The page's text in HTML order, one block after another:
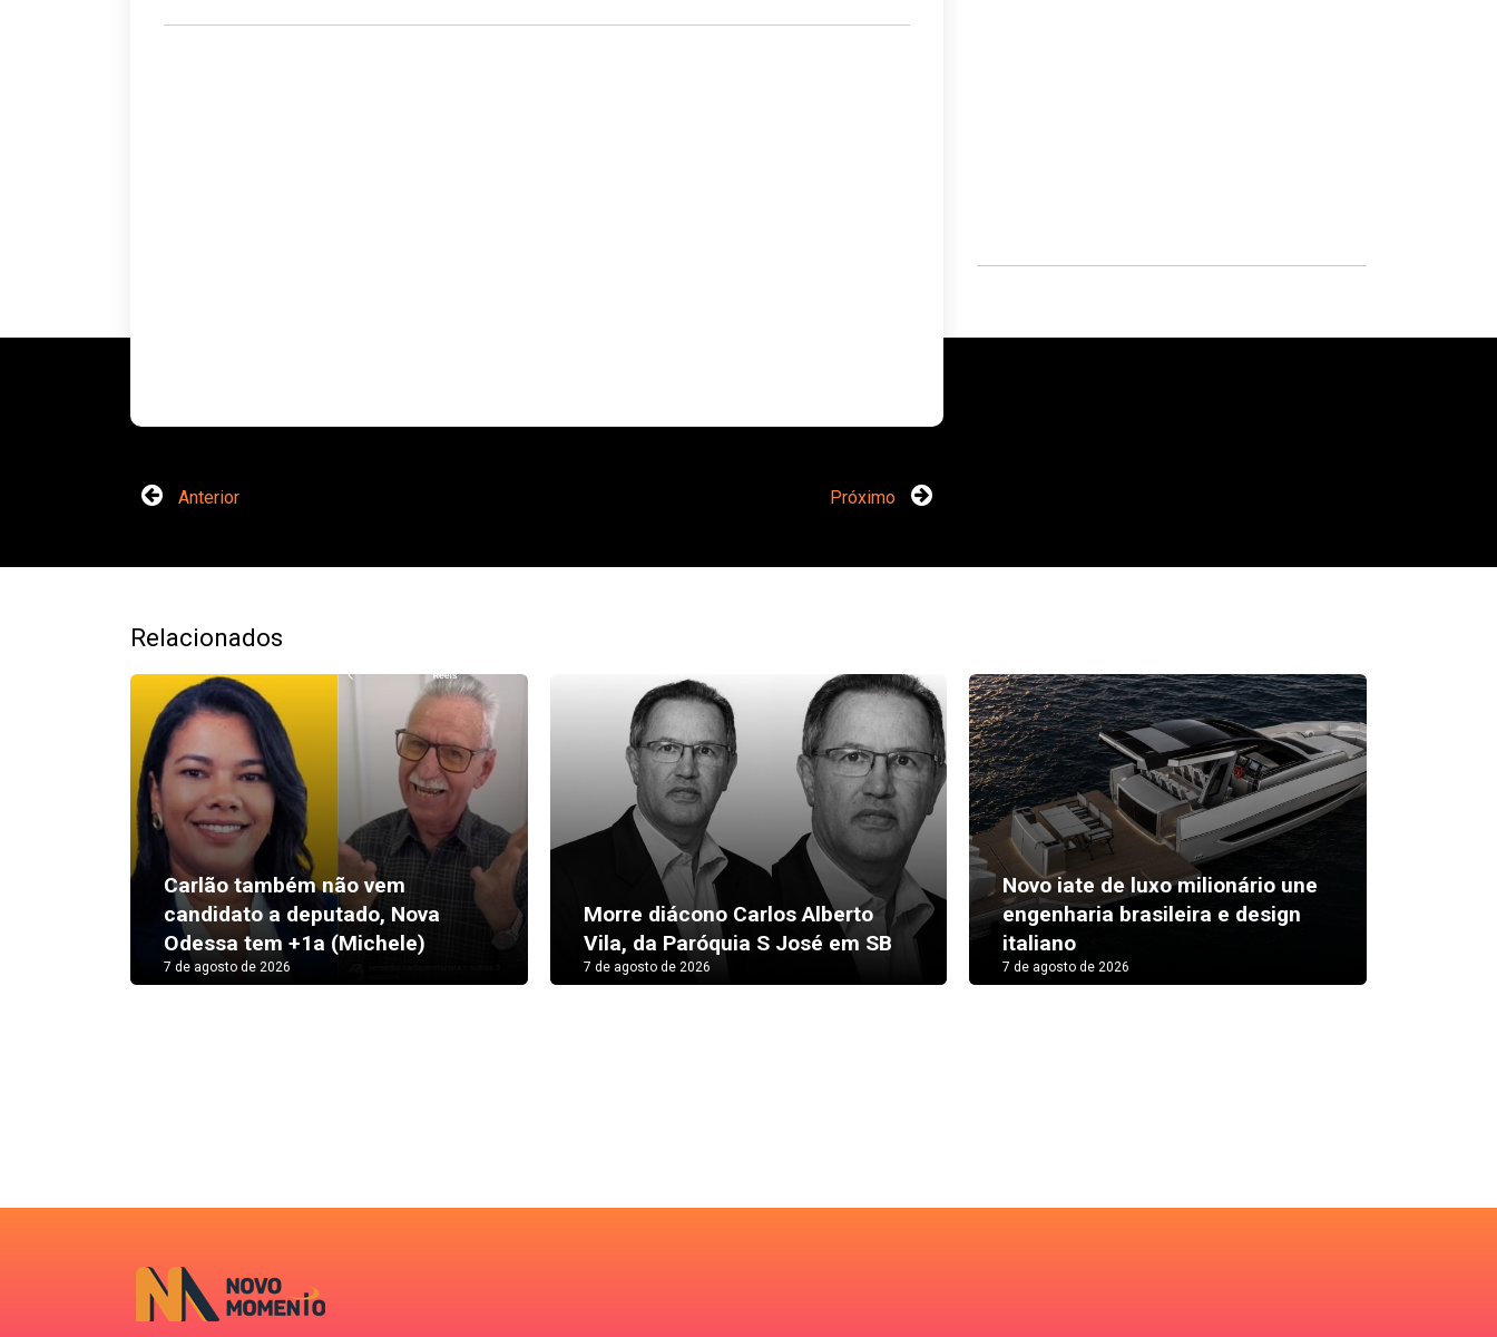
Anterior Próximo
Relacionados
Carlão também não vem
candidato a deputado, Nova
Odessa tem +1a (Michele)
7 de agosto de 2026
Morre diácono Carlos Alberto
Vila, da Paróquia S José em SB
7 de agosto de 2026
Novo iate de luxo milionário une
engenharia brasileira e design
italiano
7 de agosto de 2026